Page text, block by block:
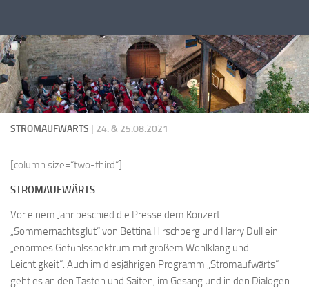
STROMAUFWÄRTS | 24. & 25.08.2021
[column size=“two-third“]
STROMAUFWÄRTS
Vor einem Jahr beschied die Presse dem Konzert
„Sommernachtsglut“ von Bettina Hirschberg und Harry Düll ein
„enormes Gefühlsspektrum mit großem Wohlklang und
Leichtigkeit“. Auch im diesjährigen Programm „Stromaufwärts“
geht es an den Tasten und Saiten, im Gesang und in den Dialogen